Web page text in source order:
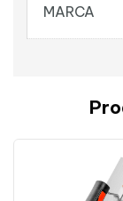
MARCA